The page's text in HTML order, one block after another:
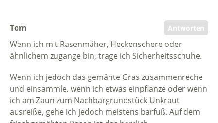
Antworten
Tom
Wenn ich mit Rasenmäher, Heckenschere oder
ähnlichem zugange bin, trage ich Sicherheitsschuhe.
Wenn ich jedoch das gemähte Gras zusammenreche
und einsammle, wenn ich etwas einpflanze oder wenn
ich am Zaun zum Nachbargrundstück Unkraut
ausreiße, gehe ich jedoch meistens barfuß. Auf dem